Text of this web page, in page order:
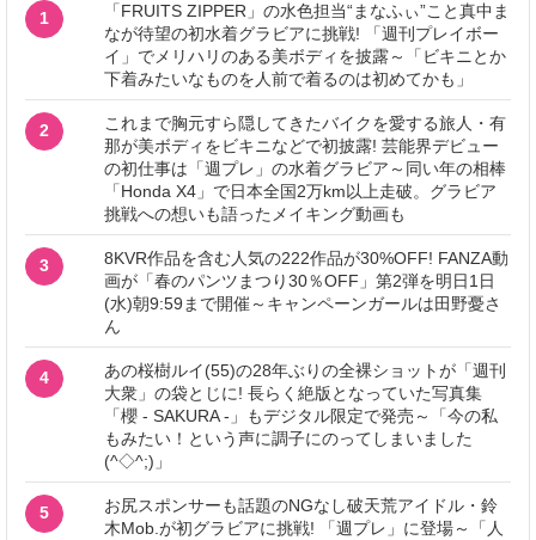
1
「FRUITS ZIPPER」の水色担当“まなふぃ”こと真中ま
なが待望の初水着グラビアに挑戦! 「週刊プレイボー
イ」でメリハリのある美ボディを披露～「ビキニとか
下着みたいなものを人前で着るのは初めてかも」
2
これまで胸元すら隠してきたバイクを愛する旅人・有
那が美ボディをビキニなどで初披露! 芸能界デビュー
の初仕事は「週プレ」の水着グラビア～同い年の相棒
「Honda X4」で日本全国2万km以上走破。グラビア
挑戦への想いも語ったメイキング動画も
3
8KVR作品を含む人気の222作品が30%OFF! FANZA動
画が「春のパンツまつり30％OFF」第2弾を明日1日
(水)朝9:59まで開催～キャンペーンガールは田野憂さ
ん
4
あの桜樹ルイ(55)の28年ぶりの全裸ショットが「週刊
大衆」の袋とじに! 長らく絶版となっていた写真集
「櫻 - SAKURA -」もデジタル限定で発売～「今の私
もみたい！という声に調子にのってしまいました
(^◇^;)」
5
お尻スポンサーも話題のNGなし破天荒アイドル・鈴
木Mob.が初グラビアに挑戦! 「週プレ」に登場～「人